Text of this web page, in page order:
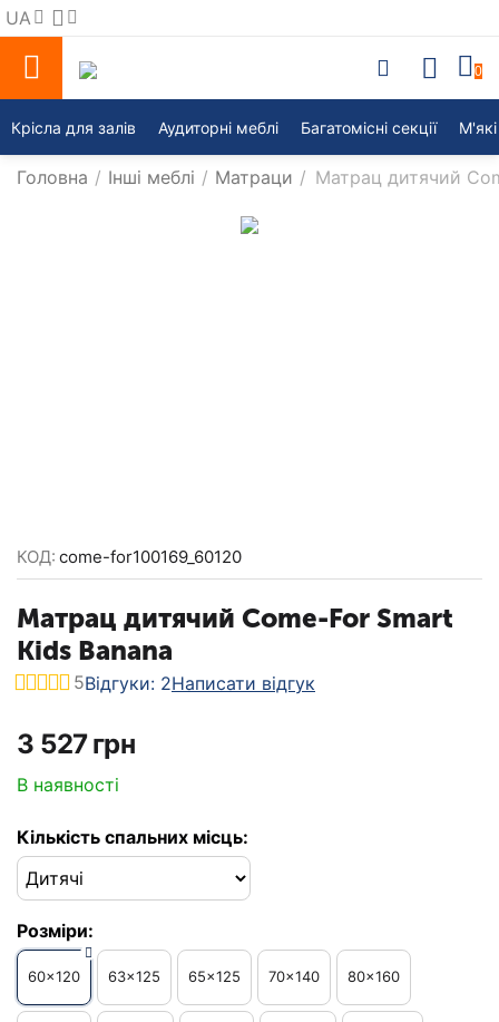
UA
0
Крісла для залів Аудиторні меблі Багатомісні секції
Головна / Інші меблі / Матраци / Матрац дитячий
КОД: come-for100169_60120
Матрац дитячий Come-For Smart
Kids Banana
5Відгуки: 2Написати відгук
‍3 527‍грн
В наявності
Кількість спальних місць:
Розміри:
60x120 63x125 65x125 70x140 80x160